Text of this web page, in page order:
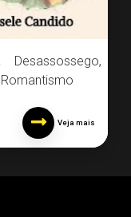
Desassossego,
Romantismo
Veja mais